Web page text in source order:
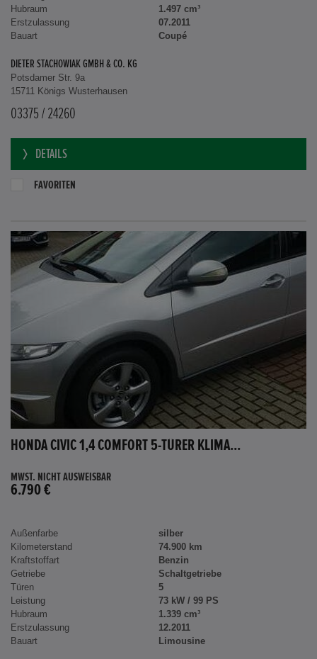
Hubraum
1.497 cm³
Erstzulassung
07.2011
Bauart
Coupé
DIETER STACHOWIAK GMBH & CO. KG
Potsdamer Str. 9a
15711 Königs Wusterhausen
03375 / 24260
DETAILS
FAVORITEN
HONDA CIVIC 1,4 COMFORT 5-TÜRER KLIMA...
MWST. NICHT AUSWEISBAR
6.790 €
Außenfarbe
silber
Kilometerstand
74.900 km
Kraftstoffart
Benzin
Getriebe
Schaltgetriebe
Türen
5
Leistung
73 kW / 99 PS
Hubraum
1.339 cm³
Erstzulassung
12.2011
Bauart
Limousine